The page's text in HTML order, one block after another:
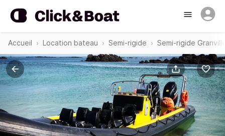
Accueil Location bateau Semi-rigide Semi-rigide